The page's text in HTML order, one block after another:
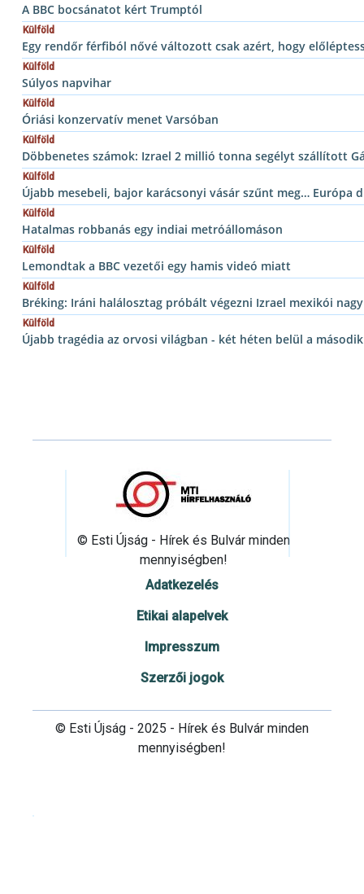
A BBC bocsánatot kért Trumptól
Külföld
Egy rendőr férfiból nővé változott csak azért, hogy
Külföld
Súlyos napvihar
Külföld
Óriási konzervatív menet Varsóban
Külföld
Döbbenetes számok: Izrael 2 millió tonna segélyt szállított
Külföld
Újabb mesebeli, bajor karácsonyi vásár szűnt meg… Európa
Külföld
Hatalmas robbanás egy indiai metróállomáson
Külföld
Lemondtak a BBC vezetői egy hamis videó miatt
Külföld
Bréking: Iráni halálosztag próbált végezni Izrael mexikói
Külföld
Újabb tragédia az orvosi világban - két héten belül a
© Esti Újság - Hírek és Bulvár minden
mennyiségben!
Adatkezelés
Etikai alapelvek
Impresszum
Szerzői jogok
© Esti Újság - 2025 - Hírek és Bulvár minden
mennyiségben!